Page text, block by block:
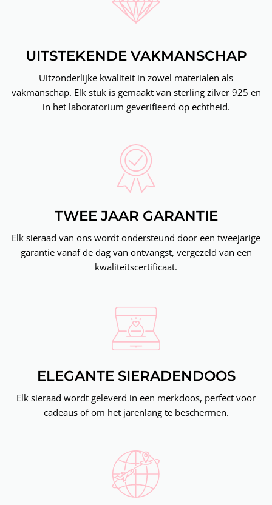
UITSTEKENDE VAKMANSCHAP
Uitzonderlijke kwaliteit in zowel materialen als
vakmanschap. Elk stuk is gemaakt van sterling zilver 925 en
in het laboratorium geverifieerd op echtheid.
TWEE JAAR GARANTIE
Elk sieraad van ons wordt ondersteund door een tweejarige
garantie vanaf de dag van ontvangst, vergezeld van een
kwaliteitscertificaat.
ELEGANTE SIERADENDOOS
Elk sieraad wordt geleverd in een merkdoos, perfect voor
cadeaus of om het jarenlang te beschermen.